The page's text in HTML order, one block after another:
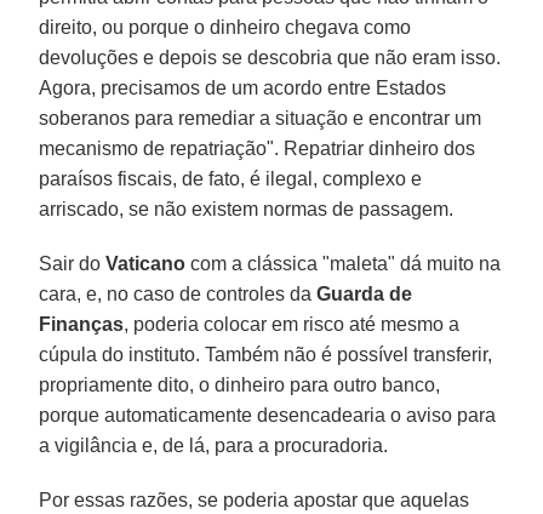
direito, ou porque o dinheiro chegava como
devoluções e depois se descobria que não eram isso.
Agora, precisamos de um acordo entre Estados
soberanos para remediar a situação e encontrar um
mecanismo de repatriação". Repatriar dinheiro dos
paraísos fiscais, de fato, é ilegal, complexo e
arriscado, se não existem normas de passagem.
Sair doVaticano com a clássica "maleta" dá muito na
cara, e, no caso de controles daGuarda de
Finanças, poderia colocar em risco até mesmo a
cúpula do instituto. Também não é possível transferir,
propriamente dito, o dinheiro para outro banco,
porque automaticamente desencadearia o aviso para
a vigilância e, de lá, para a procuradoria.
Por essas razões, se poderia apostar que aquelas